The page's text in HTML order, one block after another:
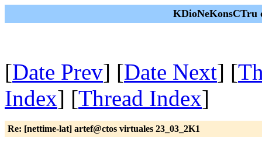
KDioNeKonsCTru
[Date Prev] [Date Next] [
Index] [Thread Index]
Re: [nettime-lat] artef@ctos virtuales 23_03_2K1